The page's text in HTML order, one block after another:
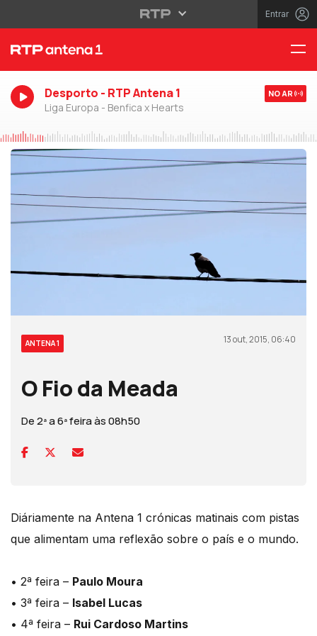
Entrar
Desporto - RTP Antena 1
Liga Europa - Benfica x Hearts
NO AR
ANTENA 1 13 out, 2015, 06:40
O Fio da Meada
De 2ª a 6ª feira às 08h50
Diáriamente na Antena 1 crónicas matinais com pistas
que alimentam uma reflexão sobre o país e o mundo.
• 2ª feira – Paulo Moura
• 3ª feira – Isabel Lucas
• 4ª feira – Rui Cardoso Martins